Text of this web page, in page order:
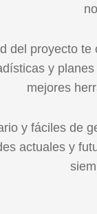
del proyecto
y
mejores
y fáciles de
actuales y